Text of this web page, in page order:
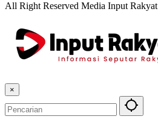
All Right Reserved Media Input Rakyat
×